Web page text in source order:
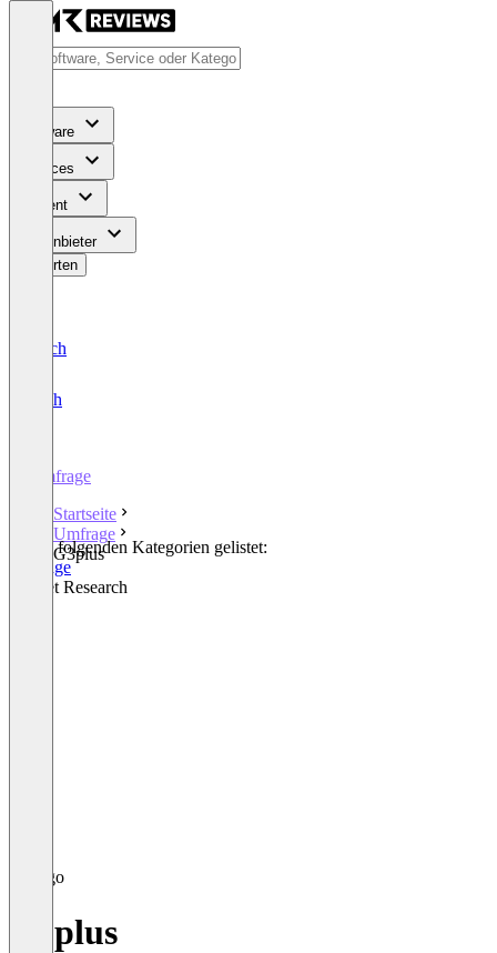
Software
Services
Content
Für Anbieter
Bewerten
Deutsch
English
Umfrage
Startseite
Umfrage
G3plus
In den folgenden Kategorien gelistet:
Umfrage
Market Research
G3plus